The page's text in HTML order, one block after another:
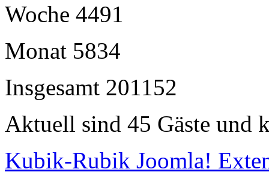
Woche 4491
Monat 5834
Insgesamt 201152
Aktuell sind 45 Gäste und
Kubik-Rubik Joomla!